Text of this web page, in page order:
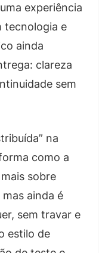
experiência
tecnologia e
ainda
clareza
sem
na
como a
sobre
ainda é
sem travar e
estilo de